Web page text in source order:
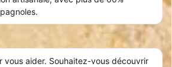
vous aider. Souhaitez-vous découvrir